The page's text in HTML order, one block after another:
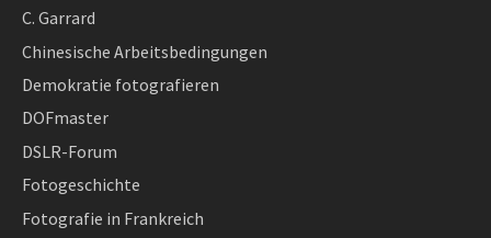
C. Garrard
Chinesische Arbeitsbedingungen
Demokratie fotografieren
DOFmaster
DSLR-Forum
Fotogeschichte
Fotografie in Frankreich